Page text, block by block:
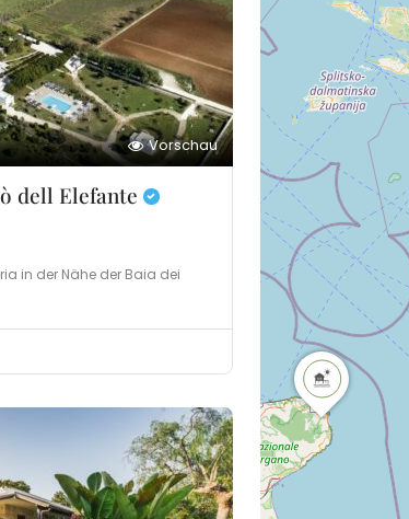
Vorschau
dell Elefante
in der Nähe der Baia dei